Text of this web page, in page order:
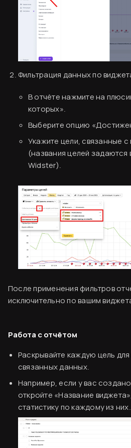
Фильтрация данных по
В отчёте нажмите на
которых».
Выберите опцию
Укажите цели, связанные
(названия целей задаются
Widster).
После применения фильтров
исключительно по вашим
Работа с отчётом
Раскрывайте каждую цель
связанных данных.
Например, если у вас
откройте «Название
статистику по каждому из них.